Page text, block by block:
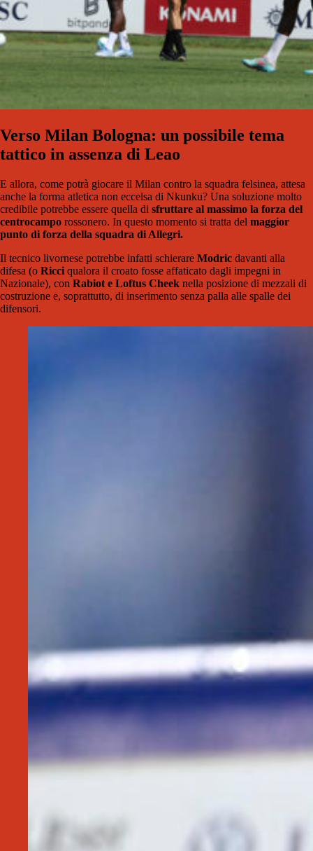
Verso Milan Bologna: un possibile tema
tattico in assenza di Leao
E allora, come potrà giocare il Milan contro la squadra felsinea, attesa
anche la forma atletica non eccelsa di Nkunku? Una soluzione molto
credibile potrebbe essere quella di sfruttare al massimo la forza del
centrocampo rossonero. In questo momento si tratta del maggior
punto di forza della squadra di Allegri.
Il tecnico livornese potrebbe infatti schierare Modric davanti alla
difesa (o Ricci qualora il croato fosse affaticato dagli impegni in
Nazionale), con Rabiot e Loftus Cheek nella posizione di mezzali di
costruzione e, soprattutto, di inserimento senza palla alle spalle dei
difensori.